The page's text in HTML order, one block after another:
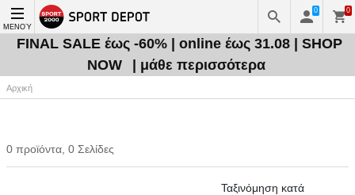
ΜΕΝΟΎ
0 0
FINAL SALE έως -60% | online έως 31.08 | SHOP
NOW
| μάθε περισσότερα
Αρχική
0 προϊόντα, 0 Σελίδες
Ταξινόμηση κατά